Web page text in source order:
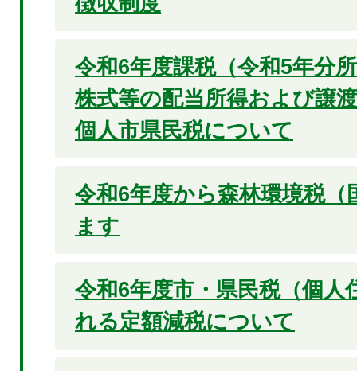
令和6年度課税（令和5年分
株式等の配当所得および譲
個人市県民税について
令和6年度から森林環境税（
ます
令和6年度市・県民税（個人
れる定額減税について